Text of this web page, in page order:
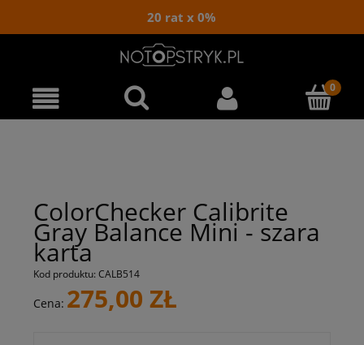
20 rat x 0%
ColorChecker Calibrite
Gray Balance Mini - szara
karta
Kod produktu: CALB514
Cena: 275,00 ZŁ